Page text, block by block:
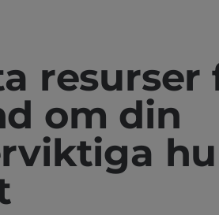
resurser
om din